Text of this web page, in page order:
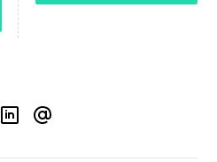
LinkedInEmail